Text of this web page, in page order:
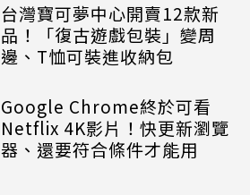
台灣寶可夢中心開賣12款新
品！「復古遊戲包裝」變周
邊、T恤可裝進收納包
Google Chrome終於可看
Netflix 4K影片！快更新瀏覽
器、還要符合條件才能用